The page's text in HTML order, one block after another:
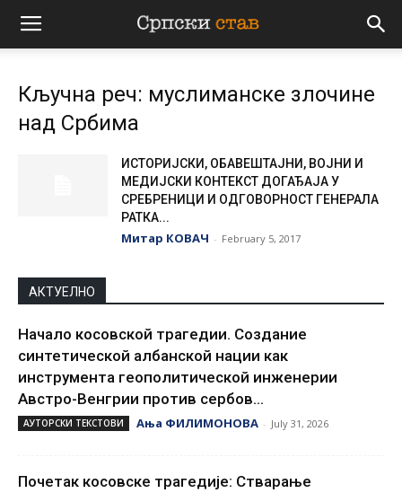
Српски
ставКључна реч: муслиманске злочине
над Србима
ИСТОРИЈСКИ, ОБАВЕШТАЈНИ, ВОЈНИ И
МЕДИЈСКИ КОНТЕКСТ ДОГАЂАЈА У
СРЕБРЕНИЦИ И ОДГОВОРНОСТ ГЕНЕРАЛА
РАТКА...
Митар КОВАЧ - February 5, 2017
АКТУЕЛНО
Начало косовской трагедии. Создание
синтетической албанской нации как
инструмента геополитической инженерии
Австро-Венгрии против сербов...
АУТОРСКИ ТЕКСТОВИ Ања ФИЛИМОНОВА - July 31, 2026
Почетак косовске трагедије: Стварање